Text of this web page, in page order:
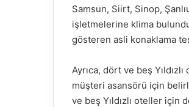
Samsun, Siirt, Sinop,
işletmelerine klima
gösteren asli konaklama
Ayrıca, dört ve beş
müşteri asansörü için
ve beş Yıldızlı oteller